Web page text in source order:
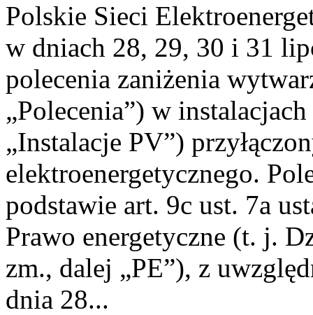
Polskie Sieci
w dniach 28, 29, 30 i 31
polecenia zaniżenia
„Polecenia”) w
„Instalacje PV”)
elektroenergetycznego.
podstawie art. 9c ust. 7a
Prawo energetyczne (t. j.
zm., dalej „PE”), z
dnia 28...